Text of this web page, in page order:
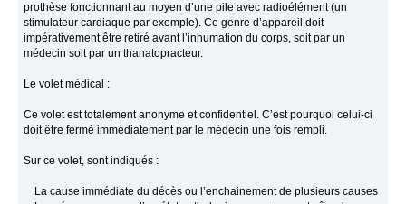
prothèse fonctionnant au moyen d’une pile avec radioélément (un
stimulateur cardiaque par exemple). Ce genre d’appareil doit
impérativement être retiré avant l’inhumation du corps, soit par un
médecin soit par un thanatopracteur.
Le volet médical :
Ce volet est totalement anonyme et confidentiel. C’est pourquoi celui-ci
doit être fermé immédiatement par le médecin une fois rempli.
Sur ce volet, sont indiqués :
La cause immédiate du décès ou l’enchainement de plusieurs causes